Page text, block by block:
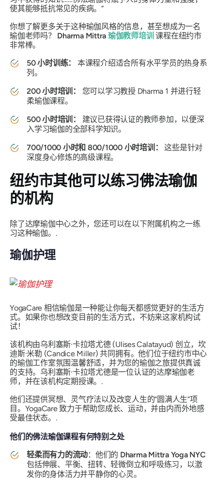
使其能够抵抗常见的疾病。”
你想了解更多关于这种瑜伽风格的信息，甚至想成为一名
瑜伽老师吗？ Dharma Mittra 瑜伽教师培训 课程在纽约市
非常棒。
50 小时训练：
本课程介绍适合所有水平学员的热身系
列。
200 小时培训：
您可以学习教授 Dharma 1 并进行轻
柔瑜伽课程。
500 小时培训：
建议已获得认证的教师参加，以便深
入学习瑜伽的全部科学知识。
700/1000 小时和 800/1000 小时培训：
这些是针对
深度身心修炼的高级课程。
纽约市其他可以练习佛法瑜伽
的机构
除了达摩瑜伽中心之外，您还可以在以下附属机构之一练
习这种瑜伽。.
瑜伽护理
YogaCare 相信瑜伽是一种能让你每天都感觉更好的生活方
式。如果你也想改变目前的生活方式，不妨来这家机构试
试！
该机构由乌利塞斯·卡拉塔尤德 (Ulises Calatayud) 创立，坎
迪斯·米勒 (Candice Miller) 共同拥有。他们位于纽约市中心
的瑜伽工作室氛围温馨舒适，并为您的瑜伽之旅提供真诚
的支持。乌利塞斯·卡拉塔尤德是一位认证的达摩瑜伽老
师，并在该机构定期授课。.
他们还提供冥想、灵气疗法以及改变人生的“圆满人生”项
目。YogaCare 致力于帮助您成长、运动，并由内而外地感
受最佳状态。.
他们的佛法瑜伽课程有何特别之处
轻柔而有力的流动：他们的 Dharma Mittra Yoga NYC
包括伸展、平衡、扭转、轻微倒立和呼吸练习，以激
发你的身体活力并平静你的心灵。